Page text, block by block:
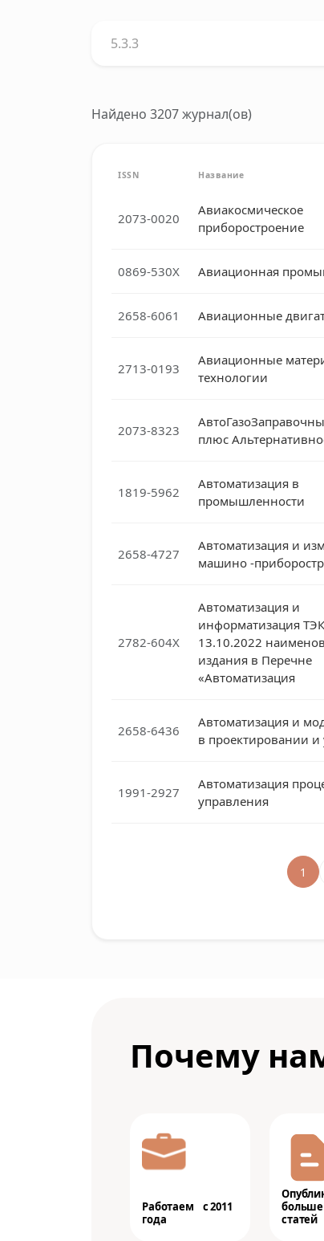
Найдено 3207 журнал(ов)
ISSN Название
2073-0020
Авиакосмическое
приборостроение
0869-530X Авиационная
2658-6061 Авиационные
2713-0193
Авиационные
технологии
2073-8323
плюс
1819-5962
Автоматизация в
промышленности
2658-4727
Автоматизация и
машино -
2782-604X
Автоматизация и
информатизация
13.10.2022
издания в Перечне
«Автоматизация
2658-6436
Автоматизация и
в проектировании
1991-2927
Автоматизация
управления
1
Почему
Работаем с 2011
года
больше
статей